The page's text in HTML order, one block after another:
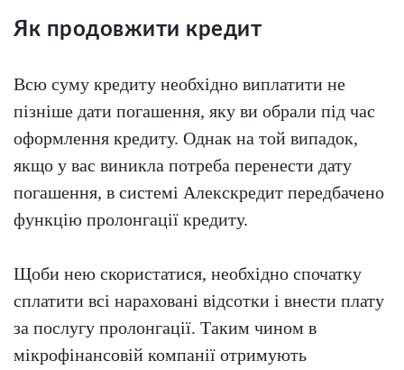
Як продовжити кредит
Всю суму кредиту необхідно виплатити не
пізніше дати погашення, яку ви обрали під час
оформлення кредиту. Однак на той випадок,
якщо у вас виникла потреба перенести дату
погашення, в системі Алекскредит передбачено
функцію пролонгації кредиту.
Щоби нею скористатися, необхідно спочатку
сплатити всі нараховані відсотки і внести плату
за послугу пролонгації. Таким чином в
мікрофінансовій компанії отримують